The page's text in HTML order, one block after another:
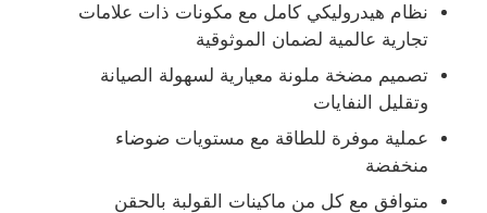
آلة التشكيل الزائد
ملحقات آلة التشكيل بالحقن
صناعة الصبغات بالحقن من المطاط السيليكوني السائل
نظام هيدروليكي كامل مع مكونات ذات علامات
تجارية عالمية لضمان الموثوقية
تصميم مضخة ملونة معيارية لسهولة الصيانة
وتقليل النفايات
عملية موفرة للطاقة مع مستويات ضوضاء
منخفضة
متوافق مع كل من ماكينات القولبة بالحقن